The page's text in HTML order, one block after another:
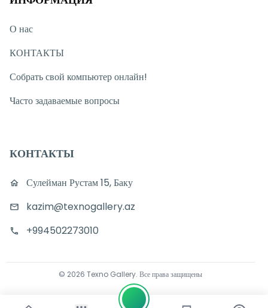
О нас
КОНТАКТЫ
Собрать свой компьютер онлайн!
Часто задаваемые вопросы
КОНТАКТЫ
Сулейман Рустам 15, Баку
kazim@texnogallery.az
+994502273010
© 2026 Texno Gallery. Все права защищены